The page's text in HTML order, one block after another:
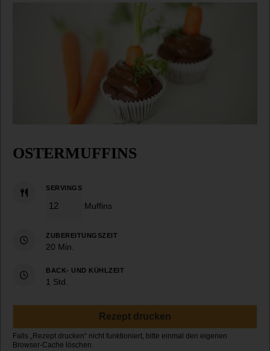
OSTERMUFFINS
SERVINGS
Muffins
ZUBEREITUNGSZEIT
20 Minuten
Min.
BACK- UND KÜHLZEIT
1 Stunde
Std.
Rezept drucken